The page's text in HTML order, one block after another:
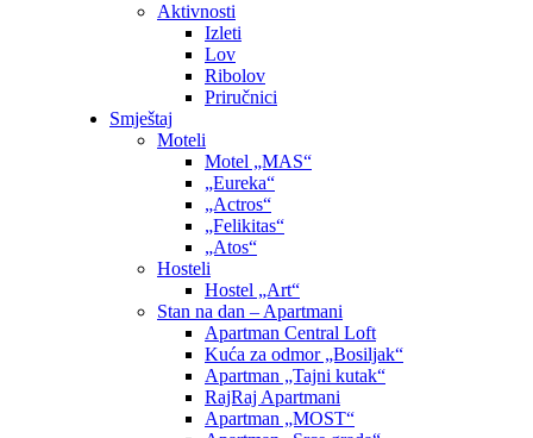
Aktivnosti
Izleti
Lov
Ribolov
Priručnici
Smještaj
Moteli
Motel „MAS“
„Eureka“
„Actros“
„Felikitas“
„Atos“
Hosteli
Hostel „Art“
Stan na dan – Apartmani
Apartman Central Loft
Kuća za odmor „Bosiljak“
Apartman „Tajni kutak“
RajRaj Apartmani
Apartman „MOST“